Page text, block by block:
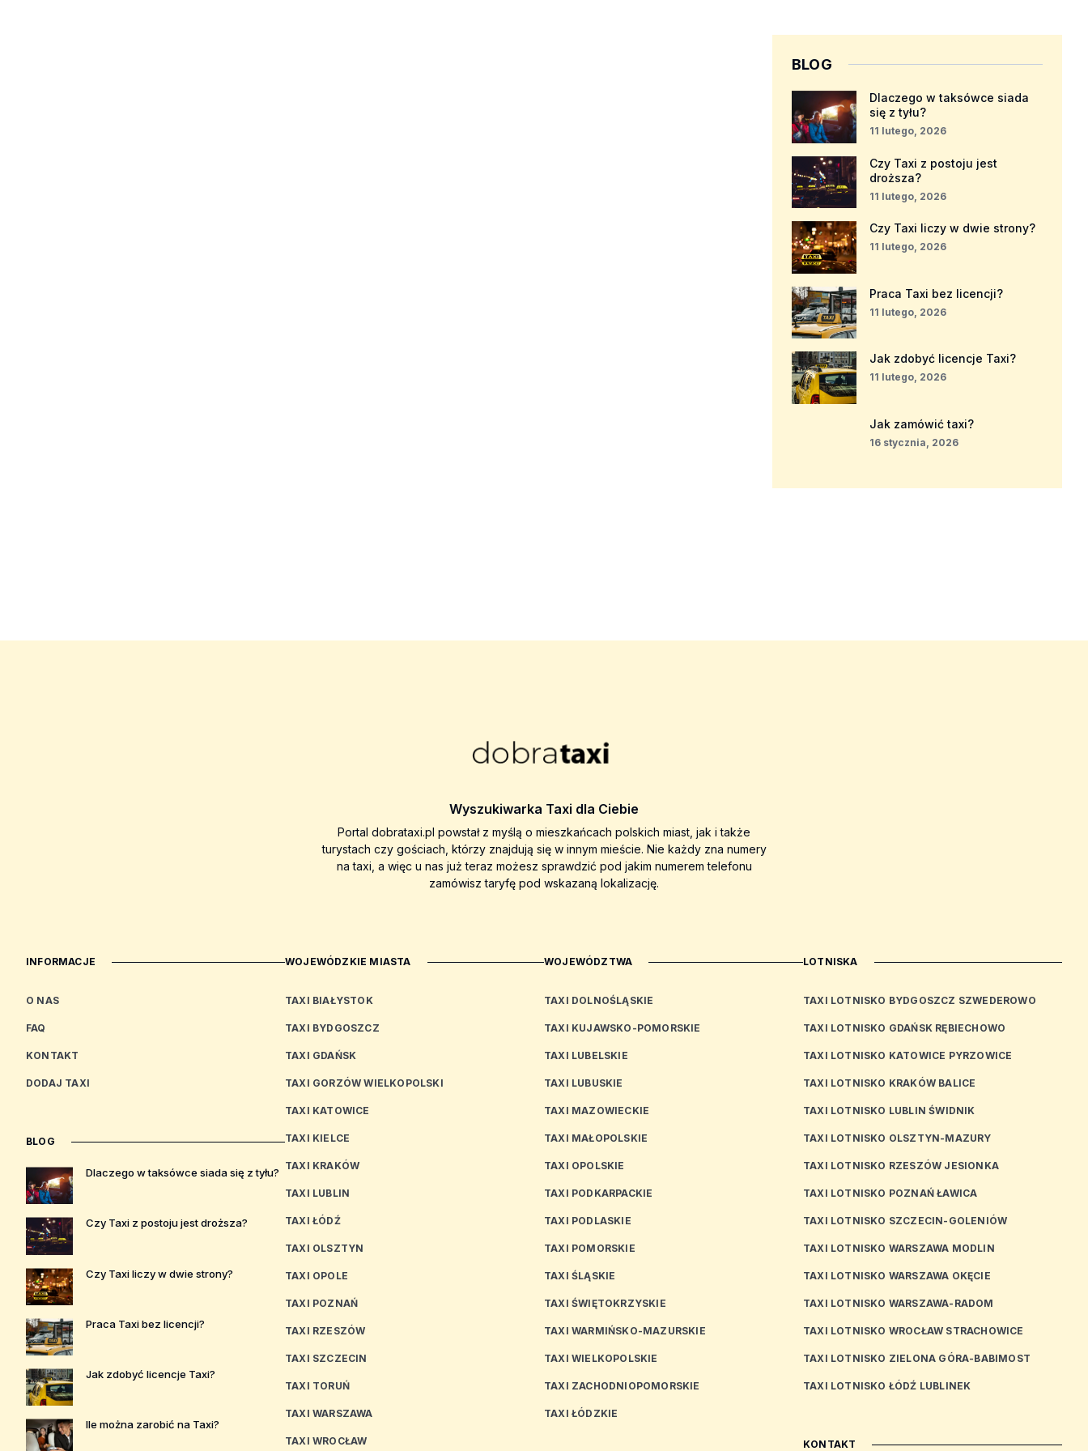
BLOG
Dlaczego w taksówce siada
się z tyłu?
11 lutego, 2026
Czy Taxi z postoju jest
droższa?
11 lutego, 2026
Czy Taxi liczy w dwie strony?
11 lutego, 2026
Praca Taxi bez licencji?
11 lutego, 2026
Jak zdobyć licencje Taxi?
11 lutego, 2026
Jak zamówić taxi?
16 stycznia, 2026
Wyszukiwarka Taxi dla Ciebie
Portal dobrataxi.pl powstał z myślą o mieszkańcach polskich miast, jak i także
turystach czy gościach, którzy znajdują się w innym mieście. Nie każdy zna numery
na taxi, a więc u nas już teraz możesz sprawdzić pod jakim numerem telefonu
zamówisz taryfę pod wskazaną lokalizację.
INFORMACJE
O NAS
FAQ
KONTAKT
DODAJ TAXI
BLOG
Dlaczego w taksówce siada się z tyłu?
Czy Taxi z postoju jest droższa?
Czy Taxi liczy w dwie strony?
Praca Taxi bez licencji?
Jak zdobyć licencje Taxi?
Ile można zarobić na Taxi?
WOJEWÓDZKIE MIASTA
TAXI BIAŁYSTOK
TAXI BYDGOSZCZ
TAXI GDAŃSK
TAXI GORZÓW WIELKOPOLSKI
TAXI KATOWICE
TAXI KIELCE
TAXI KRAKÓW
TAXI LUBLIN
TAXI ŁÓDŹ
TAXI OLSZTYN
TAXI OPOLE
TAXI POZNAŃ
TAXI RZESZÓW
TAXI SZCZECIN
TAXI TORUŃ
TAXI WARSZAWA
TAXI WROCŁAW
WOJEWÓDZTWA
TAXI DOLNOŚLĄSKIE
TAXI KUJAWSKO-POMORSKIE
TAXI LUBELSKIE
TAXI LUBUSKIE
TAXI MAZOWIECKIE
TAXI MAŁOPOLSKIE
TAXI OPOLSKIE
TAXI PODKARPACKIE
TAXI PODLASKIE
TAXI POMORSKIE
TAXI ŚLĄSKIE
TAXI ŚWIĘTOKRZYSKIE
TAXI WARMIŃSKO-MAZURSKIE
TAXI WIELKOPOLSKIE
TAXI ZACHODNIOPOMORSKIE
TAXI ŁÓDZKIE
LOTNISKA
TAXI LOTNISKO BYDGOSZCZ SZWEDEROWO
TAXI LOTNISKO GDAŃSK RĘBIECHOWO
TAXI LOTNISKO KATOWICE PYRZOWICE
TAXI LOTNISKO KRAKÓW BALICE
TAXI LOTNISKO LUBLIN ŚWIDNIK
TAXI LOTNISKO OLSZTYN-MAZURY
TAXI LOTNISKO RZESZÓW JESIONKA
TAXI LOTNISKO POZNAŃ ŁAWICA
TAXI LOTNISKO SZCZECIN-GOLENIÓW
TAXI LOTNISKO WARSZAWA MODLIN
TAXI LOTNISKO WARSZAWA OKĘCIE
TAXI LOTNISKO WARSZAWA-RADOM
TAXI LOTNISKO WROCŁAW STRACHOWICE
TAXI LOTNISKO ZIELONA GÓRA-BABIMOST
TAXI LOTNISKO ŁÓDŹ LUBLINEK
KONTAKT